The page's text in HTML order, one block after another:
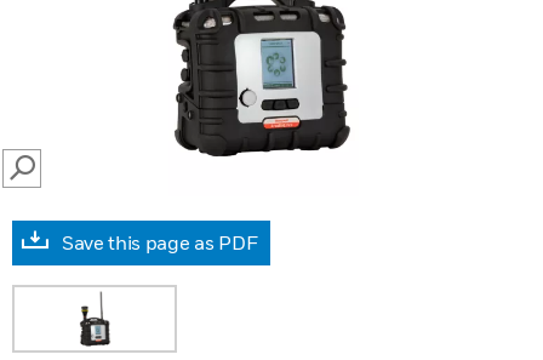
SEARCH
Save this page as PDF